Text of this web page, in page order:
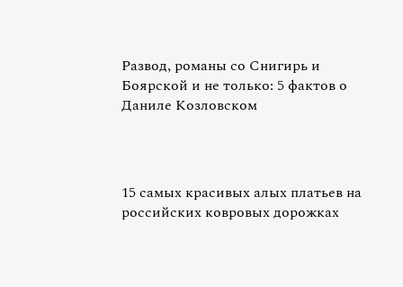
Развод, романы со Снигирь и
Боярской и не только: 5 фактов о
Даниле Козловском
15 самых красивых алых платьев на
российских ковровых дорожках